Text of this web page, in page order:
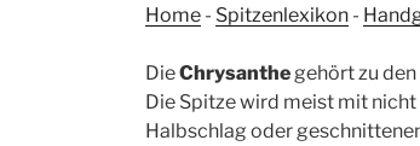
Home - Spitzenlexikon -
DieChrysanthegehört zu den
Die Spitze wird meist mit
Halbschlag oder